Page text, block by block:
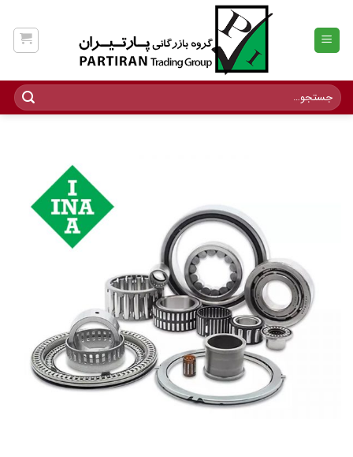
content
جستجو
برای: